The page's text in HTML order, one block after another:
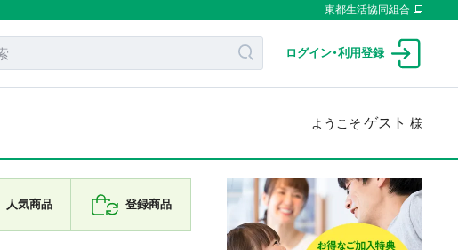
東都生活協同組合
ログイン・利用登録
ようこそ ゲスト 様
人気商品 登録商品